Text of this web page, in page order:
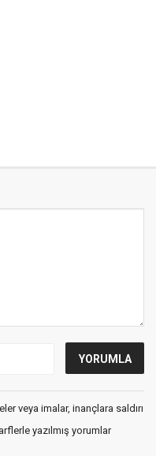
veya imalar, inançlara saldırı
yazılmış yorumlar